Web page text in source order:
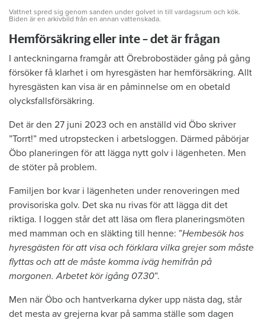
Vattnet spred sig genom sanden under golvet in till vardagsrum och kök.
Biden är en arkivbild från en annan vattenskada.
Hemförsäkring eller inte – det är frågan
I anteckningarna framgår att Örebrobostäder gång på gång
försöker få klarhet i om hyresgästen har hemförsäkring. Allt
hyresgästen kan visa är en påminnelse om en obetald
olycksfallsförsäkring.
Det är den 27 juni 2023 och en anställd vid Öbo skriver
”Torrt!” med utropstecken i arbetsloggen. Därmed påbörjar
Öbo planeringen för att lägga nytt golv i lägenheten. Men
de stöter på problem.
Familjen bor kvar i lägenheten under renoveringen med
provisoriska golv. Det ska nu rivas för att lägga dit det
riktiga. I loggen står det att läsa om flera planeringsmöten
med mamman och en släkting till henne: ”Hembesök hos
hyresgästen för att visa och förklara vilka grejer som måste
flyttas och att de måste komma iväg hemifrån på
morgonen. Arbetet kör igång 07.30”.
Men när Öbo och hantverkarna dyker upp nästa dag, står
det mesta av grejerna kvar på samma ställe som dagen